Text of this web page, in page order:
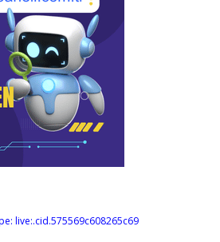
live:.cid.575569c608265c69